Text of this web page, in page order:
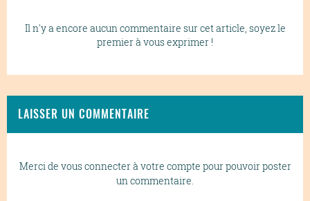
Il n'y a encore aucun commentaire sur cet article, soyez le
premier à vous exprimer !
LAISSER UN COMMENTAIRE
Merci de vous connecter à votre compte pour pouvoir poster
un commentaire.